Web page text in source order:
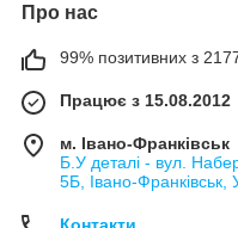
Про нас
99% позитивних з 2177
Працює з 15.08.2012
м. Івано-Франківськ
Б.У деталі - вул.
5Б, Івано-Франківськ,